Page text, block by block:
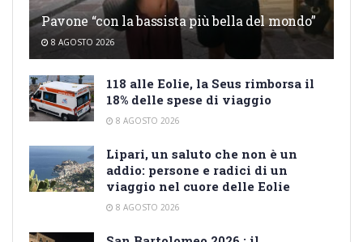
Pavone “con la bassista più bella del mondo”
8 AGOSTO 2026
118 alle Eolie, la Seus rimborsa il
18% delle spese di viaggio
8 AGOSTO 2026
Lipari, un saluto che non è un
addio: persone e radici di un
viaggio nel cuore delle Eolie
8 AGOSTO 2026